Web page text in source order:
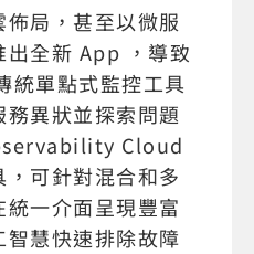
局，甚至以微服
全新 App ，導致
統單點式監控工具
異狀並探索問題
Cloud
可針對混合和多
一介面呈現豐富
慧快速排除故障